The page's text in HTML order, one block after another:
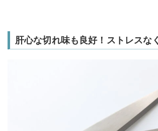
肝心な切れ味も良好！ストレスな